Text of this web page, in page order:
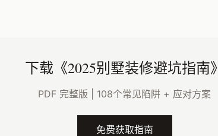
下载《2025别墅装修避坑指南》
PDF 完整版 | 108个常见陷阱 + 应对方案
免费获取指南